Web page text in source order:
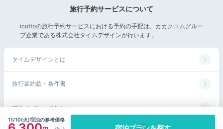
幌観光の拠点にオススメです。
Return trip
16:00
快適な札幌旅行を♪
札幌の歓楽街すすきのに佇むホテル「メルキュール札
11/10(火)宿泊の参考価格
旅行予約サービスについて
icottoの旅行予約サービスにおける予約の手配は、カカクコムグルー
プ企業である株式会社タイムデザインが行います。
タイムデザインとは
旅行業約款・条件書
プライバシーポリシー